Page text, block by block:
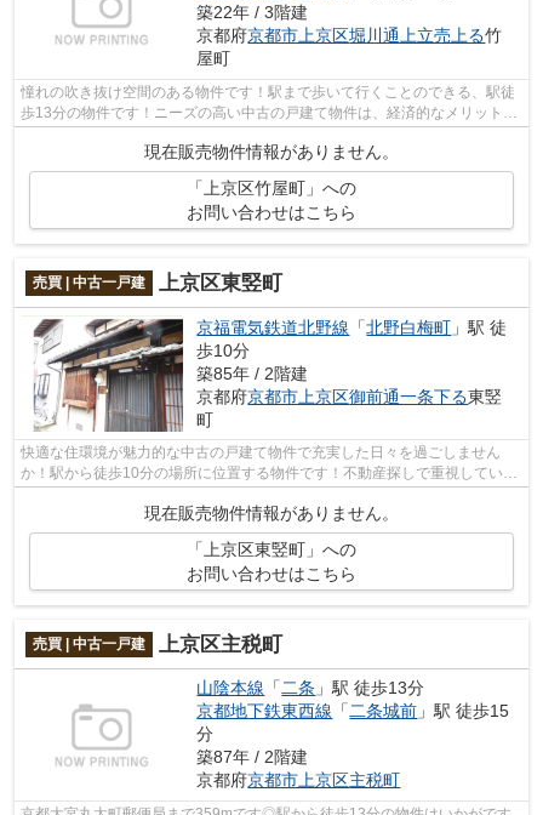
築22年 / 3階建
京都府京都市上京区堀川通上立売上る竹
屋町
憧れの吹き抜け空間のある物件です！駅まで歩いて行くことのできる、駅徒
歩13分の物件です！ニーズの高い中古の戸建て物件は、経済的なメリットも
大きいです！京都市上京区に特化した...
現在販売物件情報がありません。
「上京区竹屋町」への
お問い合わせはこちら
売買 | 中古一戸建 上京区東竪町
京福電気鉄道北野線 「北野白梅町 」駅 徒
歩10分
築85年 / 2階建
京都府京都市上京区御前通一条下る東竪
町
快適な住環境が魅力的な中古の戸建て物件で充実した日々を過ごしません
か！駅から徒歩10分の場所に位置する物件です！不動産探しで重視している
現在販売物件情報がありません。
「上京区東竪町」への
お問い合わせはこちら
売買 | 中古一戸建 上京区主税町
山陰本線 「二条 」駅 徒歩13分
京都地下鉄東西線 「二条城前 」駅 徒歩15
分
築87年 / 2階建
京都府京都市上京区主税町